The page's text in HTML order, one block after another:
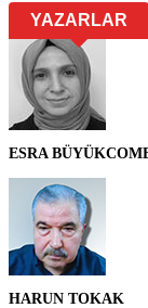
YAZARLAR
ESRA
HARUN TOKAK